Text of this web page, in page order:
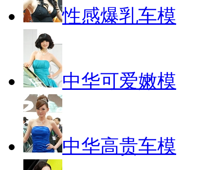
性感爆乳车模
中华可爱嫩模
中华高贵车模